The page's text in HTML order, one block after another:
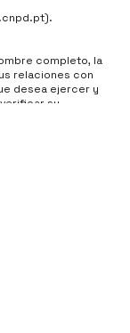
).
completo, la
relaciones con
desea ejercer y
su